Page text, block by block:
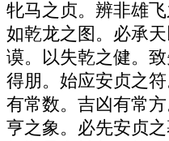
牝马之贞。辨非雄
如乾龙之图。必承
谟。以失乾之健。
得朋。始应安贞之
有常数。吉凶有常
亨之象。必先安贞